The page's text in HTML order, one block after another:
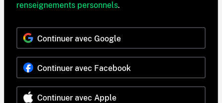
renseignements personnels.
Continuer avec Google
Continuer avec Facebook
Continuer avec Apple